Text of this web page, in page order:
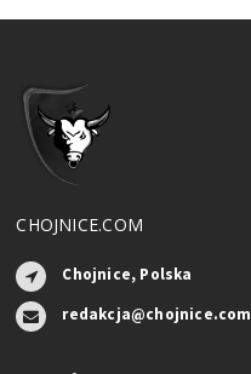
CHOJNICE.COM
Chojnice, Polska
redakcja@chojnice.com